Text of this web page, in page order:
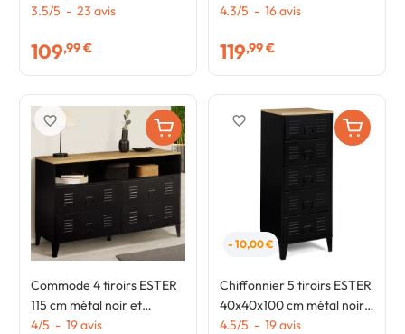
étagères rangement maxi
3.5/5 - 23 avis
109,99 €
cm blanc avec étagères
rideau taupe
4.3/5 - 16avis
119,99 €
Commode 4 tiroirs ESTER
115 cm métal noir et
plateau façon hêtre avec
4/5 - 19avis
favorite_border
- 10,00 €
Chiffonnier 5 tiroirs ESTER
40x40x100 cm métal noir
et plateau façon hêtre
4.5/5 - 19avis
favorite_border